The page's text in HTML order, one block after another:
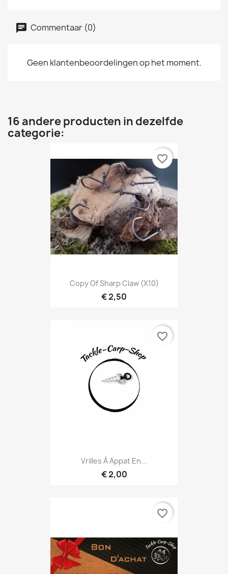
Commentaar (0)
Geen klantenbeoordelingen op het moment.
16 andere producten in dezelfde
categorie:
Copy Of Sharp Claw (X10)
€ 2,50
favorite_border
Vrilles À Appat En...
€ 2,00
favorite_border
favorite_border